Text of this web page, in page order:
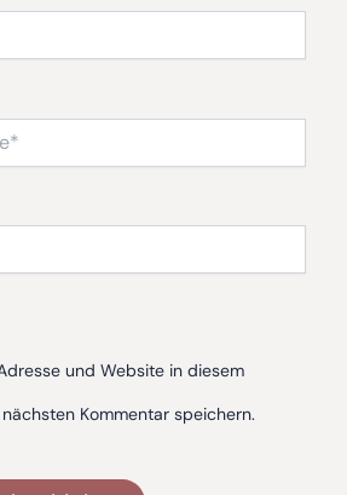
und Website in diesem
Kommentar speichern.